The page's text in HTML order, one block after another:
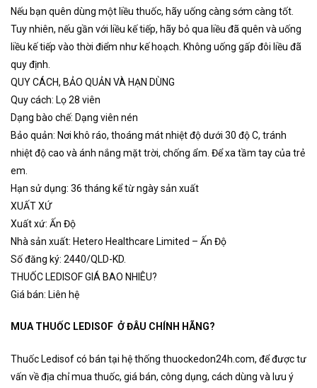
Nếu bạn quên dùng một liều thuốc, hãy uống càng sớm càng tốt.
Tuy nhiên, nếu gần với liều kế tiếp, hãy bỏ qua liều đã quên và uống
liều kế tiếp vào thời điểm như kế hoạch. Không uống gấp đôi liều đã
quy định.
QUY CÁCH, BẢO QUẢN VÀ HẠN DÙNG
Quy cách: Lọ 28 viên
Dạng bào chế: Dạng viên nén
Bảo quản: Nơi khô ráo, thoáng mát nhiệt độ dưới 30 độ C, tránh
nhiệt độ cao và ánh nắng mặt trời, chống ẩm. Để xa tầm tay của trẻ
em.
Hạn sử dụng: 36 tháng kể từ ngày sản xuất
XUẤT XỨ
Xuất xứ: Ấn Độ
Nhà sản xuất: Hetero Healthcare Limited – Ấn Độ
Số đăng ký: 2440/QLD-KD.
THUỐC LEDISOF GIÁ BAO NHIÊU?
Giá bán: Liên hệ
MUA THUỐC LEDISOF Ở ĐÂU CHÍNH HÃNG?
Thuốc Ledisof có bán tại hệ thống thuockedon24h.com, để được tư
vấn về địa chỉ mua thuốc, giá bán, công dụng, cách dùng và lưu ý